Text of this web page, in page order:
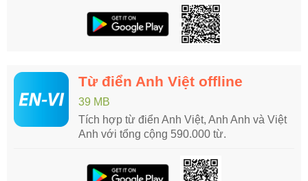
Từ điển Anh Việt offline
39 MB
Tích hợp từ điển Anh Việt, Anh Anh và Việt
Anh với tổng cộng 590.000 từ.